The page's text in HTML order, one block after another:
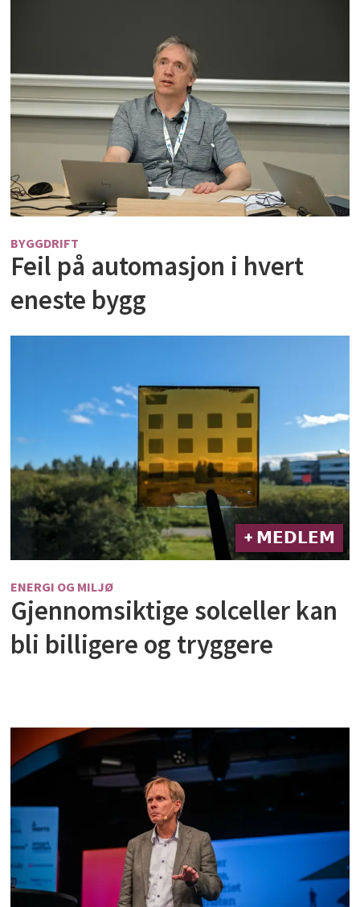
BYGGDRIFT
Feil på automasjon i hvert
eneste bygg
+ 𝗠𝗘𝗗𝗟𝗘𝗠
ENERGI OG MILJØ
Gjennomsiktige solceller kan
bli billigere og tryggere